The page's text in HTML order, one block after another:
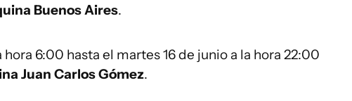
Buenos Aires.
6:00 hasta el martes 16 de junio a la hora 22:00
Juan Carlos Gómez.